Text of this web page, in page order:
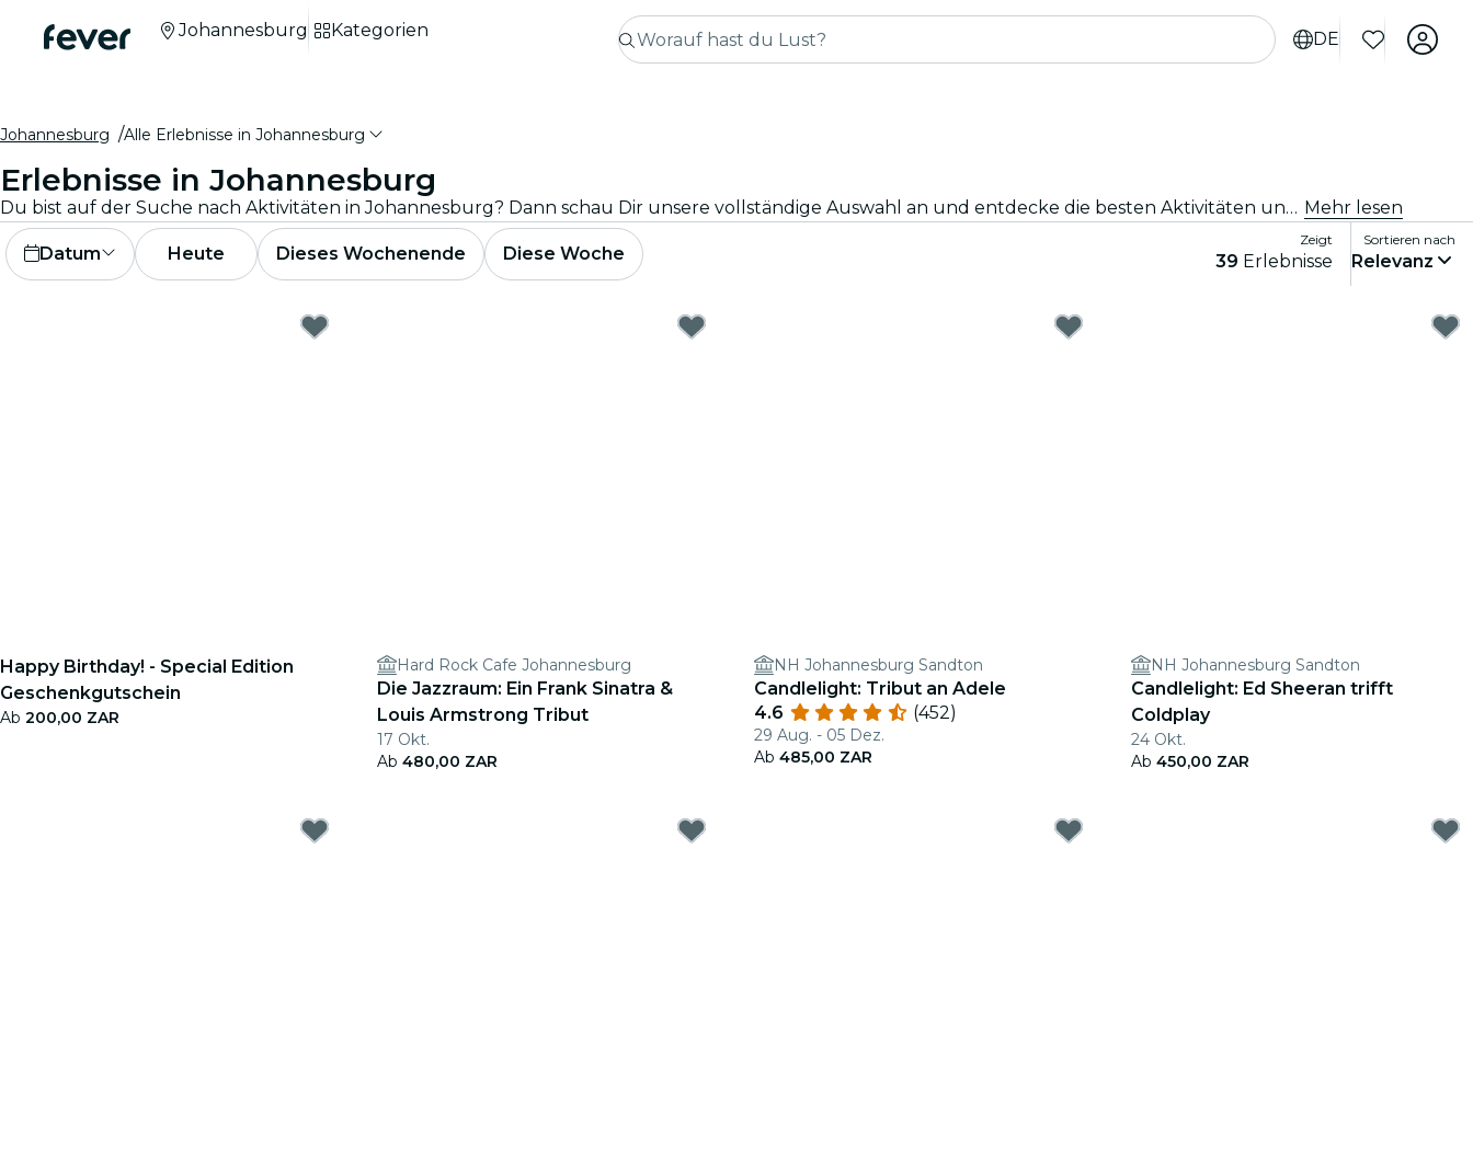
DE
Johannesburg Kategorien
Johannesburg Alle Erlebnisse in Johannesburg
Erlebnisse in Johannesburg
Du bist auf der Suche nach Aktivitäten in Johannesburg? Dann schau Dir unsere vollständige Auswahl an und entdecke die besten Aktivitäten und Erlebnisse, die wir aktuell in der Stadt anbieten. Mehr lesen
Datum Heute Dieses Wochenende Diese Woche
Zeigt
39 Erlebnisse
Sortieren nach
Relevanz
Happy Birthday! - Special Edition
Geschenkgutschein
Ab 200,00 ZAR
Hard Rock Cafe Johannesburg
Die Jazzraum: Ein Frank Sinatra &
Louis Armstrong Tribut
17 Okt.
Ab 480,00 ZAR
NH Johannesburg Sandton
Candlelight: Tribut an Adele
4.6
(452)
29 Aug. - 05 Dez.
Ab 485,00 ZAR
NH Johannesburg Sandton
Candlelight: Ed Sheeran trifft
Coldplay
24 Okt.
Ab 450,00 ZAR